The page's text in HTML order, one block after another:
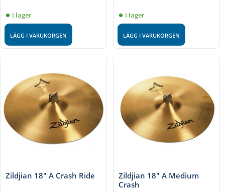
I lager
LÄGG I VARUKORGEN
I lager
LÄGG I VARUKORGEN
Zildjian 18" A Crash Ride
Zildjian 18" A Medium
Crash